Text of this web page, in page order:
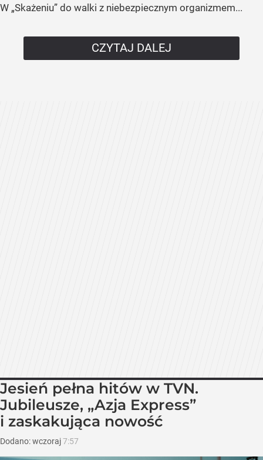
W „Skażeniu” do walki z niebezpiecznym organizmem...
CZYTAJ DALEJ
Jesień pełna hitów w TVN.
Jubileusze, „Azja Express”
i zaskakująca nowość
Dodano:wczoraj7:57